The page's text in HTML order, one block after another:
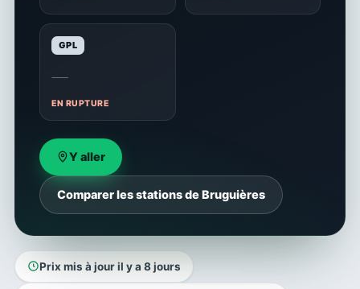
GPL
—
EN RUPTURE
Y aller
Comparer les stations de Bruguières
Prix mis à jour il y a 8 jours